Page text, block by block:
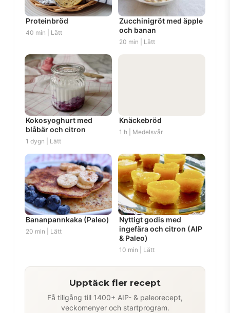
Proteinbröd
40 min | Lätt
Zucchinigröt med äpple
och banan
20 min | Lätt
Kokosyoghurt med
blåbär och citron
1 dygn | Lätt
Knäckebröd
1 h | Medelsvår
Bananpannkaka (Paleo)
20 min | Lätt
Nyttigt godis med
ingefära och citron (AIP
& Paleo)
10 min | Lätt
Upptäck fler recept
Få tillgång till 1400+ AIP- & paleorecept,
veckomenyer och startprogram.